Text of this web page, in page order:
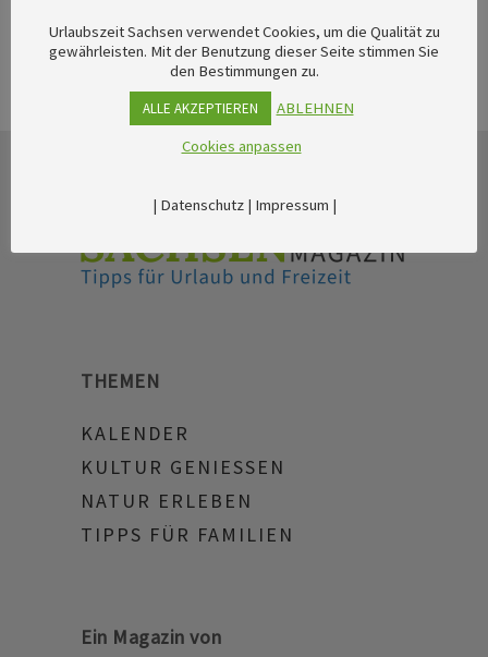
THEMEN
KALENDER
KULTUR GENIESSEN
NATUR ERLEBEN
TIPPS FÜR FAMILIEN
Ein Magazin von
Urlaubszeit Sachsen verwendet Cookies, um die Qualität zu
gewährleisten. Mit der Benutzung dieser Seite stimmen Sie
den Bestimmungen zu.
ALLE AKZEPTIEREN
ABLEHNEN
Cookies anpassen
| Datenschutz| Impressum |